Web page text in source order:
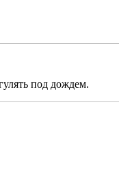
под дождем.